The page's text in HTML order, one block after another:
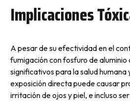
Implicaciones
A pesar de su efectividad en el
fumigación con fosfuro de aluminio
significativos para la salud
exposición directa puede causar
irritación de ojos y piel, e incluso